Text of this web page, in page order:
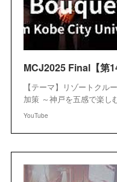
MCJ2025 Final【第
【テーマ】リゾートクル
加策 ～神戸を五感で楽
YouTube